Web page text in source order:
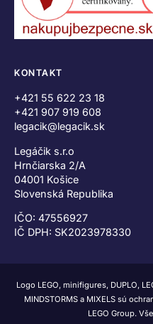
KONTAKT
+421 55 622 23 18
+421 907 919 608
legacik@legacik.sk
Legáčik s.r.o
Hrnčiarska 2/A
04001 Košice
Slovenská Republika
IČO: 47556927
IČ DPH: SK2023978330
Logo LEGO, minifigures, DUPLO,
MINDSTORMS a MIXELS sú
LEGO Group.